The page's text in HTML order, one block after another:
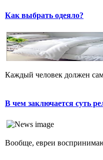
Как выбрать одеяло?
Каждый человек должен
В чем заключается суть
Вообще, евреи